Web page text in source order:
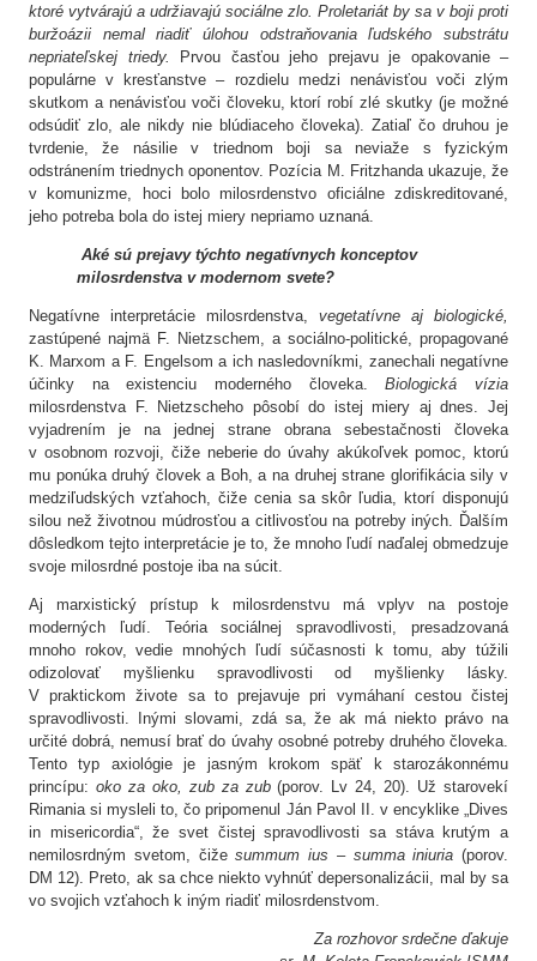
ktoré vytvárajú a udržiavajú sociálne zlo. Proletariát by sa v boji proti
buržoázii nemal riadiť úlohou odstraňovania ľudského substrátu
nepriateľskej triedy.
Prvou časťou jeho prejavu je opakovanie –
populárne v kresťanstve – rozdielu medzi nenávisťou voči zlým
skutkom a nenávisťou voči človeku, ktorí robí zlé skutky (je možné
odsúdiť zlo, ale nikdy nie blúdiaceho človeka). Zatiaľ čo druhou je
tvrdenie, že násilie v triednom boji sa neviaže s fyzickým
odstránením triednych oponentov. Pozícia M. Fritzhanda ukazuje, že
v komunizme, hoci bolo milosrdenstvo oficiálne zdiskreditované,
jeho potreba bola do istej miery nepriamo uznaná.
Aké sú prejavy týchto negatívnych konceptov
milosrdenstva v modernom svete?
Negatívne interpretácie milosrdenstva, vegetatívne aj biologické,
zastúpené najmä F. Nietzschem, a sociálno-politické, propagované
K. Marxom a F. Engelsom a ich nasledovníkmi, zanechali negatívne
účinky na existenciu moderného človeka.Biologická vízia
milosrdenstva F. Nietzscheho pôsobí do istej miery aj dnes. Jej
vyjadrením je na jednej strane obrana sebestačnosti človeka
v osobnom rozvoji, čiže neberie do úvahy akúkoľvek pomoc, ktorú
mu ponúka druhý človek a Boh, a na druhej strane glorifikácia sily v
medziľudských vzťahoch, čiže cenia sa skôr ľudia, ktorí disponujú
silou než životnou múdrosťou a citlivosťou na potreby iných. Ďalším
dôsledkom tejto interpretácie je to, že mnoho ľudí naďalej obmedzuje
svoje milosrdné postoje iba na súcit.
Aj marxistický prístup k milosrdenstvu má vplyv na postoje
moderných ľudí. Teória sociálnej spravodlivosti, presadzovaná
mnoho rokov, vedie mnohých ľudí súčasnosti k tomu, aby túžili
odizolovať myšlienku spravodlivosti od myšlienky lásky.
V praktickom živote sa to prejavuje pri vymáhaní cestou čistej
spravodlivosti. Inými slovami, zdá sa, že ak má niekto právo na
určité dobrá, nemusí brať do úvahy osobné potreby druhého človeka.
Tento typ axiológie je jasným krokom späť k starozákonnému
princípu: oko za oko, zub za zub(porov. Lv 24, 20). Už starovekí
Rimania si mysleli to, čo pripomenul Ján Pavol II. v encyklike „Dives
in misericordia“, že svet čistej spravodlivosti sa stáva krutým a
nemilosrdným svetom, čižesummum ius – summa iniuria (porov.
DM 12). Preto, ak sa chce niekto vyhnúť depersonalizácii, mal by sa
vo svojich vzťahoch k iným riadiť milosrdenstvom.
Za rozhovor srdečne ďakuje